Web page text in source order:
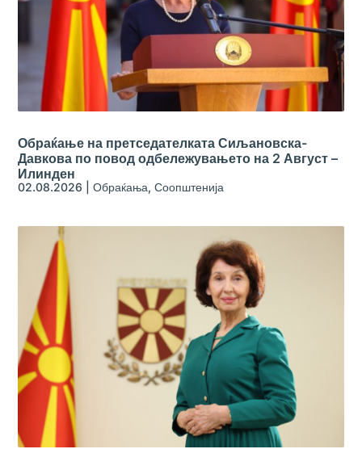
Обраќање на претседателката Сиљановска-
Давкова по повод одбележувањето на 2 Август –
Илинден
02.08.2026 |Обраќања,Соопштенија